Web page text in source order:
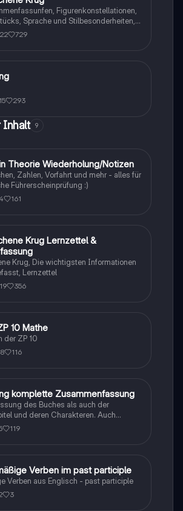
Figurenkonstellationen,
Sprache und Stilbesonderheiten,
Thematik, Interpretation
729
293
Inhalt 9
Theorie Wiederholung/Notizen
Zahlen, Vorfahrt und mehr - alles für
Führerscheinprüfung :)
161
Krug Lernzettel &
Krug, Die wichtigsten Informationen
Lernzettel
356
10 Mathe
der ZP 10
116
komplette Zusammenfassung
des Buches als auch der
und deren Charakteren. Auch
Unterricht ohne KI erstellt
119
Verben im past participle
Verben aus Englisch - past participle
3